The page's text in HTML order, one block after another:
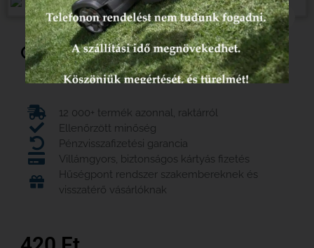
Kenőanyagok és kannák
Védőfelszerelés
Tartozékok és kiegészítők
Csavar MT5-H12x14.5
12 000+ termék azonnal, raktárról
Ellenőrzött minőség
Pénzvisszafizetési garancia
Villámgyors, biztonságos kártyás fizetés
Hűségpont rendszer szakembereknek és
visszatérő vásárlóknak